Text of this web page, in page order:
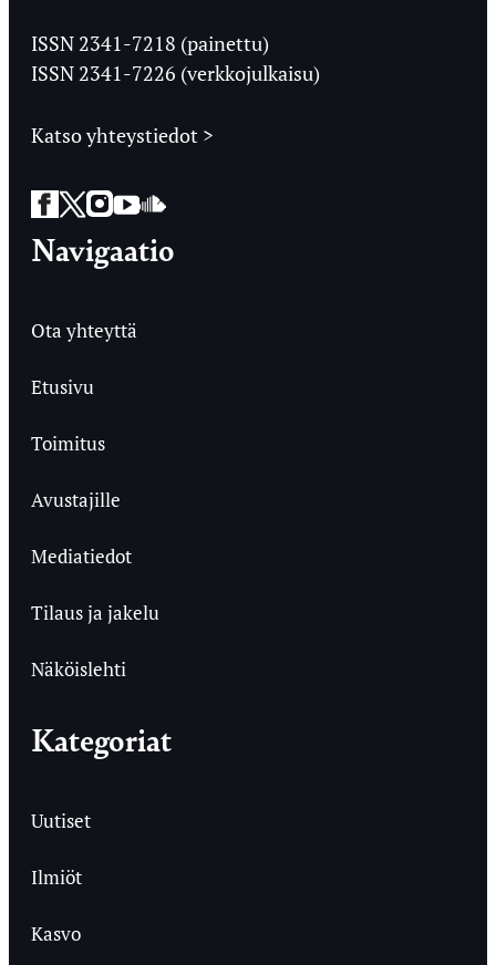
Ylioppilaslehti
ISSN 2341-7218 (painettu)
ISSN 2341-7226 (verkkojulkaisu)
Katso yhteystiedot >
Facebook
Twitter
Instagram
YouTube
SoundCloud
Navigaatio
Ota yhteyttä
Etusivu
Toimitus
Avustajille
Mediatiedot
Tilaus ja jakelu
Näköislehti
Kategoriat
Uutiset
Ilmiöt
Kasvo